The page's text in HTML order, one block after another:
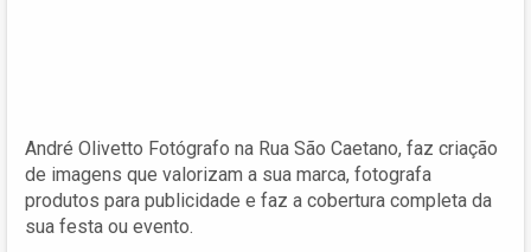
André Olivetto Fotógrafo na Rua São Caetano, faz criação
de imagens que valorizam a sua marca, fotografa
produtos para publicidade e faz a cobertura completa da
sua festa ou evento.